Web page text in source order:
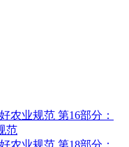
农业规范 第16部分：
范
农业规范 第18部分：